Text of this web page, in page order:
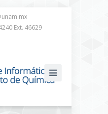
Ext. 46629